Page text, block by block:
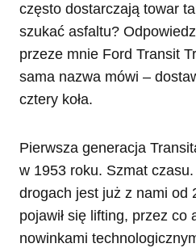
często dostarczają towar
szukać asfaltu?
przeze mnie Ford Transit
sama nazwa mówi –
cztery koła.
Pierwsza generacja
w 1953 roku. Szmat
drogach jest już z nami od
pojawił się lifting, przez co
nowinkami